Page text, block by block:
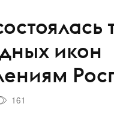
икон
161